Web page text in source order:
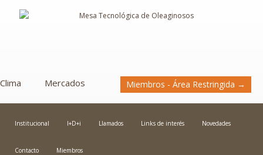
Clima Mercados Miembros - Área Restringida →
Institucional I+D+i Llamados Links de interés Novedades
Contacto Miembros